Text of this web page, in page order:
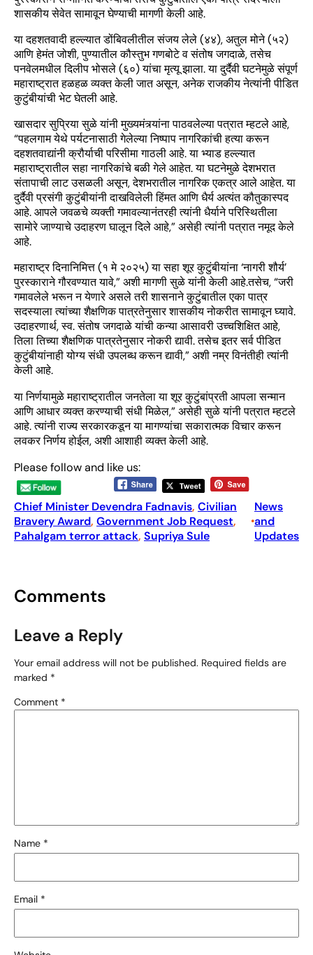
शासकीय सेवेत सामावून घेण्याची मागणी केली आहे.
या दहशतवादी हल्ल्यात डोंबिवलीतील संजय लेले (४४), अतुल मोने (५२)
आणि हेमंत जोशी, पुण्यातील कौस्तुभ गणबोटे व संतोष जगदाळे, तसेच
पनवेलमधील दिलीप भोसले (६०) यांचा मृत्यू झाला. या दुर्दैवी घटनेमुळे संपूर्ण
महाराष्ट्रात हळहळ व्यक्त केली जात असून, अनेक राजकीय नेत्यांनी पीडित
कुटुंबीयांची भेट घेतली आहे.
खासदार सुप्रिया सुळे यांनी मुख्यमंत्र्यांना पाठवलेल्या पत्रात म्हटले आहे,
“पहलगाम येथे पर्यटनासाठी गेलेल्या निष्पाप नागरिकांची हत्या करून
दहशतवाद्यांनी क्रौर्याची परिसीमा गाठली आहे. या भ्याड हल्ल्यात
महाराष्ट्रातील सहा नागरिकांचे बळी गेले आहेत. या घटनेमुळे देशभरात
संतापाची लाट उसळली असून, देशभरातील नागरिक एकत्र आले आहेत. या
दुर्दैवी प्रसंगी कुटुंबीयांनी दाखविलेली हिंमत आणि धैर्य अत्यंत कौतुकास्पद
आहे. आपले जवळचे व्यक्ती गमावल्यानंतरही त्यांनी धैर्याने परिस्थितीला
सामोरे जाण्याचे उदाहरण घालून दिले आहे,” असेही त्यांनी पत्रात नमूद केले
आहे.
महाराष्ट्र दिनानिमित्त (१ मे २०२५) या सहा शूर कुटुंबीयांना ‘नागरी शौर्य’
पुरस्काराने गौरवण्यात यावे,” अशी मागणी सुळे यांनी केली आहे.तसेच, “जरी
गमावलेले भरून न येणारे असले तरी शासनाने कुटुंबातील एका पात्र
सदस्याला त्यांच्या शैक्षणिक पात्रतेनुसार शासकीय नोकरीत सामावून घ्यावे.
उदाहरणार्थ, स्व. संतोष जगदाळे यांची कन्या आसावरी उच्चशिक्षित आहे,
तिला तिच्या शैक्षणिक पात्रतेनुसार नोकरी द्यावी. तसेच इतर सर्व पीडित
कुटुंबीयांनाही योग्य संधी उपलब्ध करून द्यावी,” अशी नम्र विनंतीही त्यांनी
केली आहे.
या निर्णयामुळे महाराष्ट्रातील जनतेला या शूर कुटुंबांप्रती आपला सन्मान
आणि आधार व्यक्त करण्याची संधी मिळेल,” असेही सुळे यांनी पत्रात म्हटले
आहे. त्यांनी राज्य सरकारकडून या मागण्यांचा सकारात्मक विचार करून
लवकर निर्णय होईल, अशी आशाही व्यक्त केली आहे.
Please follow and like us:
Chief Minister Devendra Fadnavis, Civilian
Bravery Award, Government Job Request
Pahalgam terror attack, Supriya Sule
•
News
and
Updates
Comments
Leave a Reply
Your email address will not be published. Required fields are
marked *
Comment *
Name *
Email *